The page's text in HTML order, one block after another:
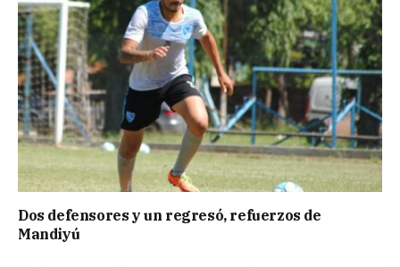
Dos defensores y un regresó, refuerzos de
Mandiyú